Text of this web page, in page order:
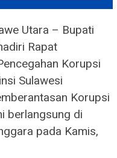
Utara – Bupati
Rapat
Korupsi
Sulawesi
Korupsi
berlangsung di
pada Kamis,